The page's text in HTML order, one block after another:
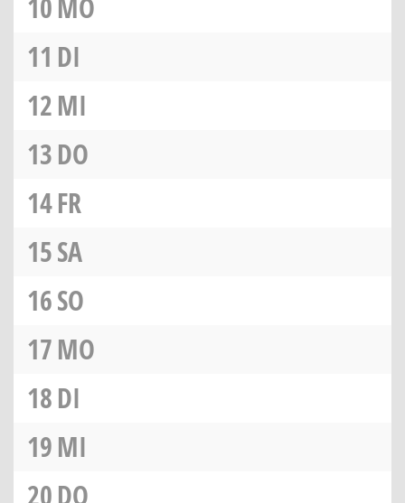
10MO
11 DI
12MI
13DO
14FR
15SA
16SO
17MO
18DI
19MI
20DO